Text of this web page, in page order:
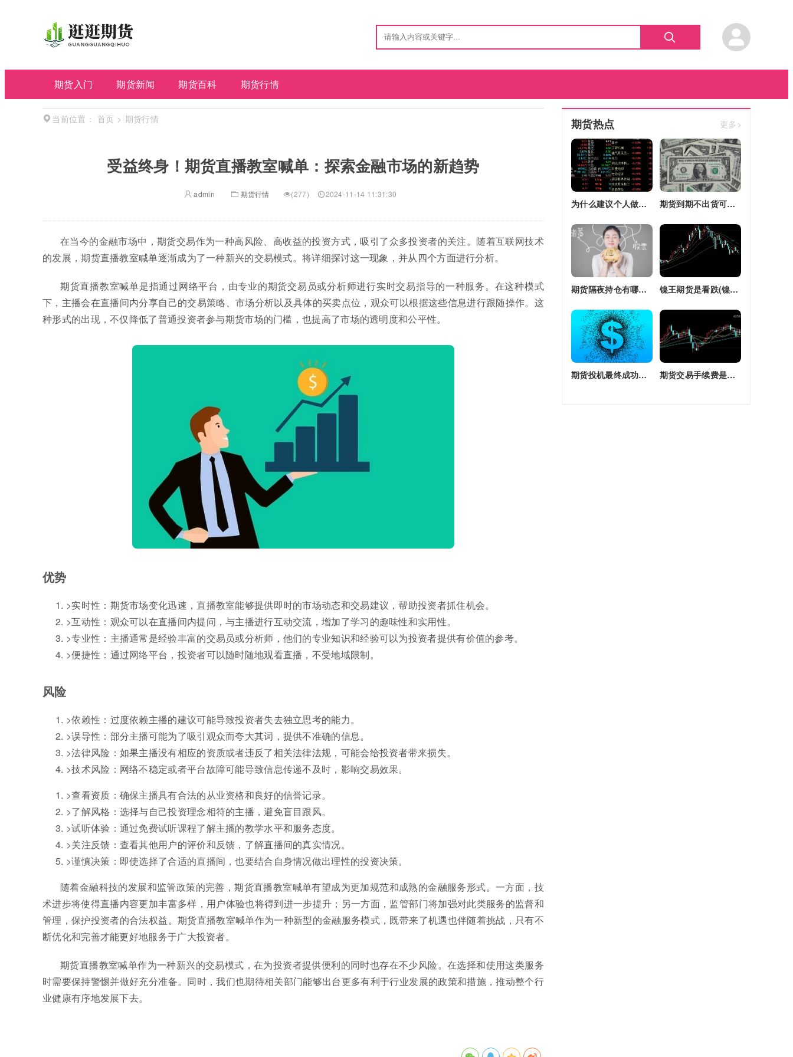
期货入门 期货新闻 期货百科 期货行情
当前位置： 首页 > 期货行情
受益终身！期货直播教室喊单：探索金融市场的新趋势
admin 期货行情 (277) 2024-11-14 11:31:30
在当今的金融市场中，期货交易作为一种高风险、高收益的投资方式，吸引了众多投资者的关注。随着互联网技术
的发展，期货直播教室喊单逐渐成为了一种新兴的交易模式。将详细探讨这一现象，并从四个方面进行分析。
期货直播教室喊单是指通过网络平台，由专业的期货交易员或分析师进行实时交易指导的一种服务。在这种模式
下，主播会在直播间内分享自己的交易策略、市场分析以及具体的买卖点位，观众可以根据这些信息进行跟随操作。这
种形式的出现，不仅降低了普通投资者参与期货市场的门槛，也提高了市场的透明度和公平性。
优势
>实时性：期货市场变化迅速，直播教室能够提供即时的市场动态和交易建议，帮助投资者抓住机会。
>互动性：观众可以在直播间内提问，与主播进行互动交流，增加了学习的趣味性和实用性。
>专业性：主播通常是经验丰富的交易员或分析师，他们的专业知识和经验可以为投资者提供有价值的参考。
>便捷性：通过网络平台，投资者可以随时随地观看直播，不受地域限制。
风险
>依赖性：过度依赖主播的建议可能导致投资者失去独立思考的能力。
>误导性：部分主播可能为了吸引观众而夸大其词，提供不准确的信息。
>法律风险：如果主播没有相应的资质或者违反了相关法律法规，可能会给投资者带来损失。
>技术风险：网络不稳定或者平台故障可能导致信息传递不及时，影响交易效果。
>查看资质：确保主播具有合法的从业资格和良好的信誉记录。
>了解风格：选择与自己投资理念相符的主播，避免盲目跟风。
>试听体验：通过免费试听课程了解主播的教学水平和服务态度。
>关注反馈：查看其他用户的评价和反馈，了解直播间的真实情况。
>谨慎决策：即使选择了合适的直播间，也要结合自身情况做出理性的投资决策。
随着金融科技的发展和监管政策的完善，期货直播教室喊单有望成为更加规范和成熟的金融服务形式。一方面，技
术进步将使得直播内容更加丰富多样，用户体验也将得到进一步提升；另一方面，监管部门将加强对此类服务的监督和
管理，保护投资者的合法权益。期货直播教室喊单作为一种新型的金融服务模式，既带来了机遇也伴随着挑战，只有不
断优化和完善才能更好地服务于广大投资者。
期货直播教室喊单作为一种新兴的交易模式，在为投资者提供便利的同时也存在不少风险。在选择和使用这类服务
时需要保持警惕并做好充分准备。同时，我们也期待相关部门能够出台更多有利于行业发展的政策和措施，推动整个行
业健康有序地发展下去。
期货热点 更多>
为什么建议个人做期货(为什么建议个人做期货交易) 期货到期不出货可以转平仓吗吗(期货如果到期不平仓怎么办)
期货隔夜持仓有哪些(期货隔夜持仓有哪些风险) 镍王期货是看跌(镍王期货是看跌还是看涨)
期货投机最终成功率(期货投机最终成功率是多少) 期货交易手续费是单边还是双边收(期货交易手续费是单边还是双边收费)